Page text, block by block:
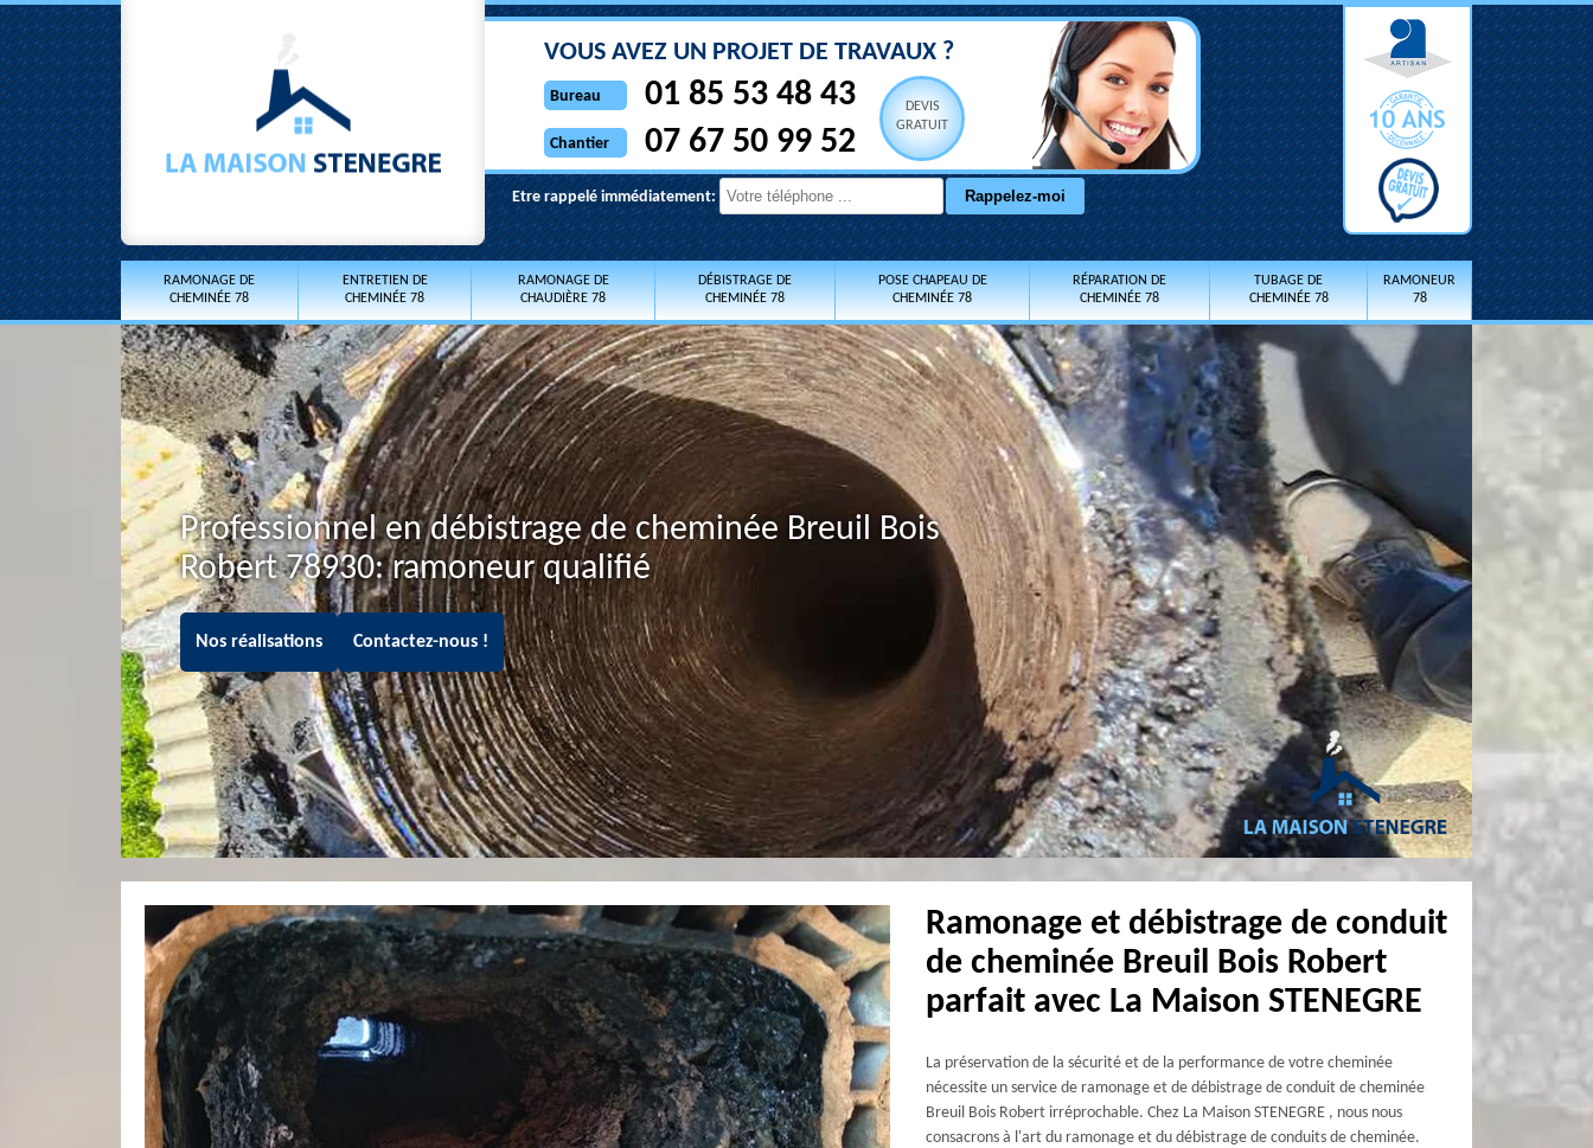
VOUS AVEZ UN PROJET DE TRAVAUX ?
Bureau 01 85 53 48 43
Chantier 07 67 50 99 52
DEVIS
GRATUIT
Etre rappelé immédiatement:
RAMONAGE DE
CHEMINÉE 78
ENTRETIEN DE
CHEMINÉE 78
RAMONAGE DE
CHAUDIÈRE 78
DÉBISTRAGE DE
CHEMINÉE 78
POSE CHAPEAU DE
CHEMINÉE 78
RÉPARATION DE
CHEMINÉE 78
TUBAGE DE
CHEMINÉE 78
RAMONEUR
78
Professionnel en débistrage de cheminée Breuil Bois
Robert 78930: ramoneur qualifié
Nos réalisations Contactez-nous !
Ramonage et débistrage de conduit
de cheminée Breuil Bois Robert
parfait avec La Maison STENEGRE
La préservation de la sécurité et de la performance de votre cheminée
nécessite un service de ramonage et de débistrage de conduit de cheminée
Breuil Bois Robert irréprochable. Chez La Maison STENEGRE , nous nous
consacrons à l'art du ramonage et du débistrage de conduits de cheminée.